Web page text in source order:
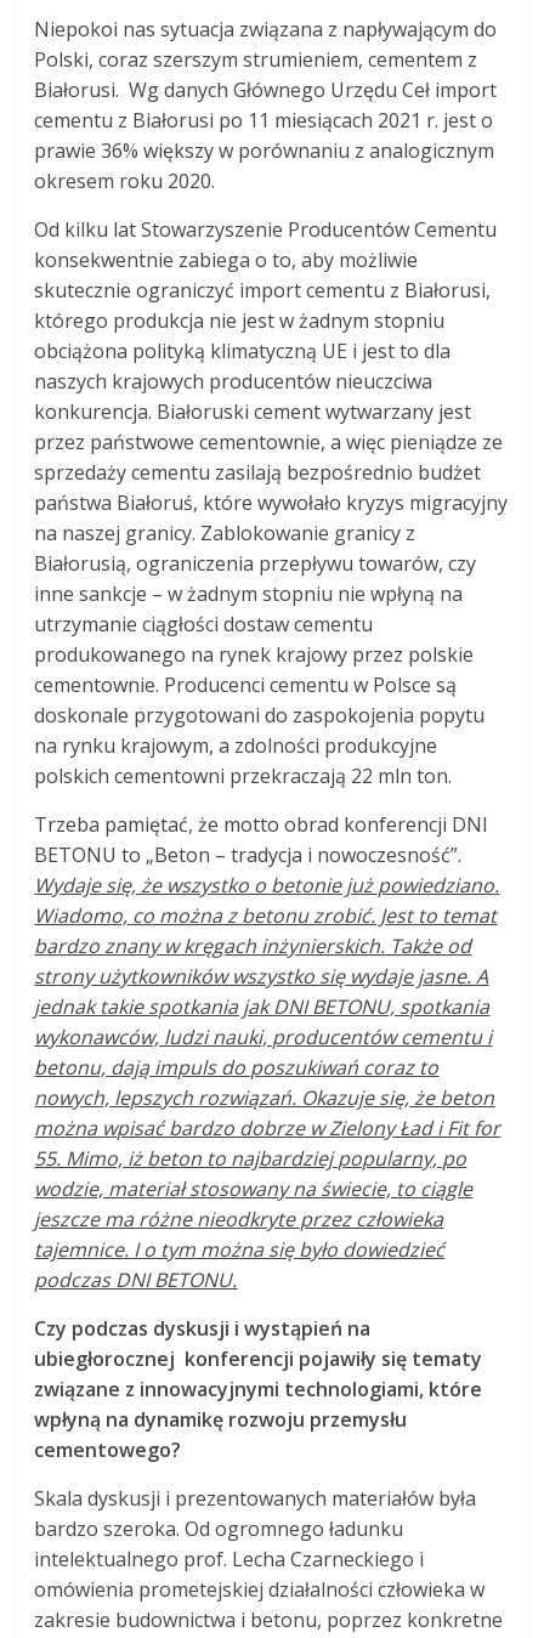
Niepokoi nas sytuacja związana z napływającym do
Polski, coraz szerszym strumieniem, cementem z
Białorusi. Wg danych Głównego Urzędu Ceł import
cementu z Białorusi po 11 miesiącach 2021 r. jest o
prawie 36% większy w porównaniu z analogicznym
okresem roku 2020.
Od kilku lat Stowarzyszenie Producentów Cementu
konsekwentnie zabiega o to, aby możliwie
skutecznie ograniczyć import cementu z Białorusi,
którego produkcja nie jest w żadnym stopniu
obciążona polityką klimatyczną UE i jest to dla
naszych krajowych producentów nieuczciwa
konkurencja. Białoruski cement wytwarzany jest
przez państwowe cementownie, a więc pieniądze ze
sprzedaży cementu zasilają bezpośrednio budżet
państwa Białoruś, które wywołało kryzys migracyjny
na naszej granicy. Zablokowanie granicy z
Białorusią, ograniczenia przepływu towarów, czy
inne sankcje – w żadnym stopniu nie wpłyną na
utrzymanie ciągłości dostaw cementu
produkowanego na rynek krajowy przez polskie
cementownie. Producenci cementu w Polsce są
doskonale przygotowani do zaspokojenia popytu
na rynku krajowym, a zdolności produkcyjne
polskich cementowni przekraczają 22 mln ton.
Trzeba pamiętać, że motto obrad konferencji DNI
BETONU to „Beton – tradycja i nowoczesność”.
Wydaje się, że wszystko o betonie już powiedziano.
Wiadomo, co można z betonu zrobić. Jest to temat
bardzo znany w kręgach inżynierskich. Także od
strony użytkowników wszystko się wydaje jasne. A
jednak takie spotkania jak DNI BETONU, spotkania
wykonawców, ludzi nauki, producentów cementu i
betonu, dają impuls do poszukiwań coraz to
nowych, lepszych rozwiązań. Okazuje się, że beton
można wpisać bardzo dobrze w Zielony Ład i Fit for
55. Mimo, iż beton to najbardziej popularny, po
wodzie, materiał stosowany na świecie, to ciągle
jeszcze ma różne nieodkryte przez człowieka
tajemnice. I o tym można się było dowiedzieć
podczas DNI BETONU.
Czy podczas dyskusji i wystąpień na
ubiegłorocznej konferencji pojawiły się tematy
związane z innowacyjnymi technologiami, które
wpłyną na dynamikę rozwoju przemysłu
cementowego?
Skala dyskusji i prezentowanych materiałów była
bardzo szeroka. Od ogromnego ładunku
intelektualnego prof. Lecha Czarneckiego i
omówienia prometejskiej działalności człowieka w
zakresie budownictwa i betonu, poprzez konkretne